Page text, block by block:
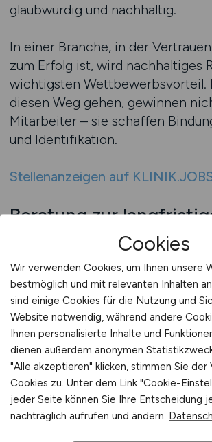
glaubwürdig und nachhaltig.
In einer Branche, in der
zum Erfolg ist, wird nachhaltiges
wichtigsten Wettbewerbsvorteil.
diesen Weg gehen, gewinnen
Mitarbeiter – sie schaffen
und Identifikation.
Stellenanzeigen auf
Beratung zur
Mitarbeiterbindung
Langfristige Mitarbeiterbindung
Schlagwort – sie ist das Ergebnis
gezielten, strukturierten und
Personalpolitik. Kliniken, die sich
beraten lassen, profitieren von
Konzepten und individuellen
Mitarbeiter dauerhaft zu
halten. Denn Bindung entsteht
sondern durch konkrete
Cookies
Wir verwenden Cookies, um Ihnen unsere
bestmöglich und mit relevanten Inhalten
sind einige Cookies für die Nutzung und
Website notwendig, während andere
Ihnen personalisierte Inhalte und
dienen außerdem anonymen
"Alle akzeptieren" klicken, stimmen Sie der
Cookies zu. Unter dem Link "Cookie-
jeder Seite können Sie Ihre Entscheidung
nachträglich aufrufen und ändern.